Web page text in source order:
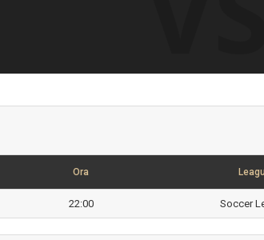
Ora
22:00 Soccer